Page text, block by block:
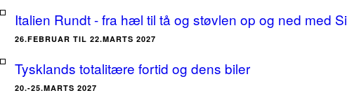
Italien Rundt - fra hæl til tå og støvlen op og ned med
26.FEBRUAR TIL 22.MARTS 2027
Tysklands totalitære fortid og dens biler
20.-25.MARTS 2027